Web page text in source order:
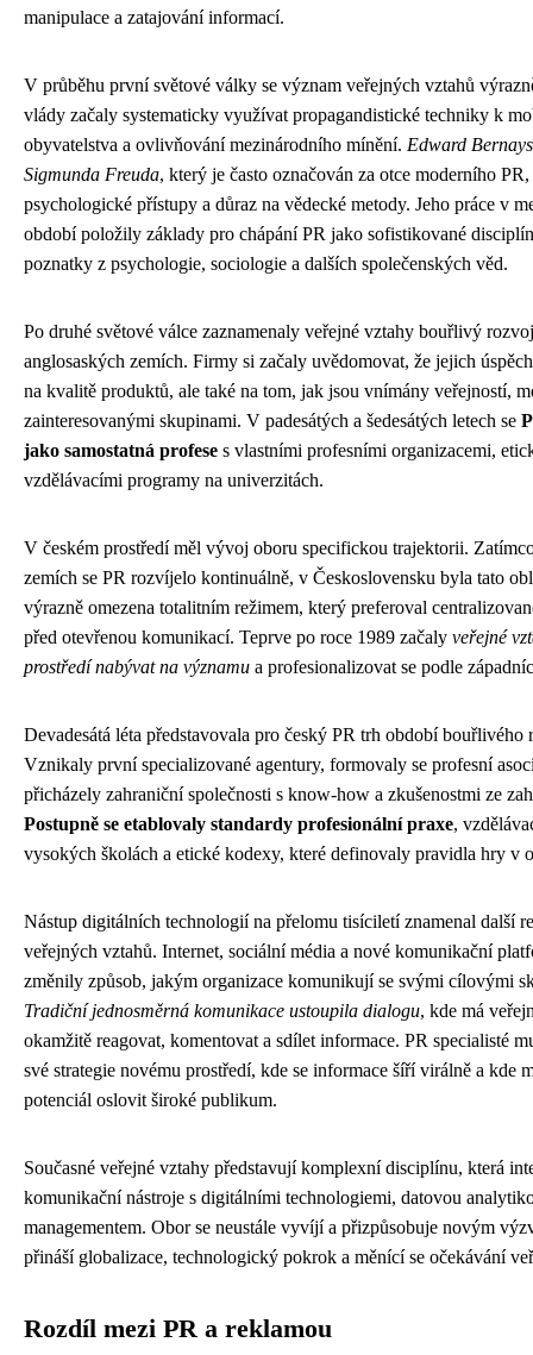
manipulace a zatajování informací.
V průběhu první světové války se význam veřejných vztahů
vlády začaly systematicky využívat propagandistické techniky k
obyvatelstva a ovlivňování mezinárodního mínění. Edward
Sigmunda Freuda, který je často označován za otce moderního
psychologické přístupy a důraz na vědecké metody. Jeho práce v
období položily základy pro chápání PR jako sofistikované
poznatky z psychologie, sociologie a dalších společenských věd.
Po druhé světové válce zaznamenaly veřejné vztahy bouřlivý
anglosaských zemích. Firmy si začaly uvědomovat, že jejich
na kvalitě produktů, ale také na tom, jak jsou vnímány veřejností,
zainteresovanými skupinami. V padesátých a šedesátých letech se
jako samostatná profese s vlastními profesními organizacemi,
vzdělávacími programy na univerzitách.
V českém prostředí měl vývoj oboru specifickou trajektorii.
zemích se PR rozvíjelo kontinuálně, v Československu byla tato
výrazně omezena totalitním režimem, který preferoval
před otevřenou komunikací. Teprve po roce 1989 začaly veřejné
prostředí nabývat na významu a profesionalizovat se podle
Devadesátá léta představovala pro český PR trh období bouřlivého
Vznikaly první specializované agentury, formovaly se profesní
přicházely zahraniční společnosti s know-how a zkušenostmi ze
Postupně se etablovaly standardy profesionální praxe,
vysokých školách a etické kodexy, které definovaly pravidla hry v
Nástup digitálních technologií na přelomu tisíciletí znamenal další
veřejných vztahů. Internet, sociální média a nové komunikační
změnily způsob, jakým organizace komunikují se svými cílovými
Tradiční jednosměrná komunikace ustoupila dialogu, kde má
okamžitě reagovat, komentovat a sdílet informace. PR specialisté
své strategie novému prostředí, kde se informace šíří virálně a kde
potenciál oslovit široké publikum.
Současné veřejné vztahy představují komplexní disciplínu, která
komunikační nástroje s digitálními technologiemi, datovou
managementem. Obor se neustále vyvíjí a přizpůsobuje novým
přináší globalizace, technologický pokrok a měnící se očekávání
Rozdíl mezi PR a reklamou